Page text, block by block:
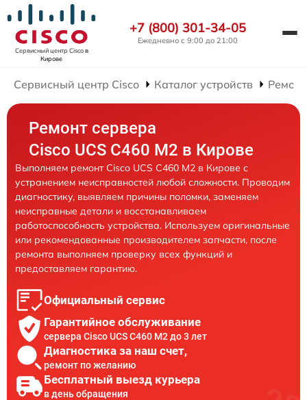
Сервисный центр Ciscoв
Кирове
+7 (800) 301-34-05
Ежедневно с 9:00 до 21:00
Сервисный центр Cisco Каталог устройств
Ремонт сервера
Cisco UCS C460 M2 в Кирове
Выполняем ремонт Cisco UCS C460 M2 в Кирове с
устранением неисправностей любой сложности. Проводим
диагностику, выявляем причины поломки, заменяем
неисправные детали и восстанавливаем
работоспособность устройства. Используем оригинальные
или рекомендованные производителем запчасти, после
ремонта выполняем проверку всех функций и
предоставляем гарантию.
Официальный сервис
Гарантийное обслуживание
сервера Cisco UCS C460 M2 до 3 лет
Диагностика за наш счет,
ремонт по желанию
Бесплатный выезд курьера
в день обращения